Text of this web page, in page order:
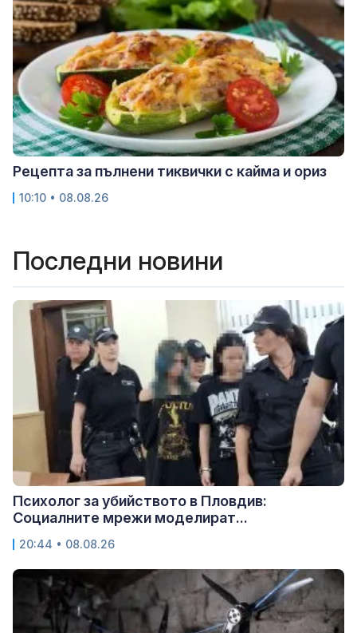
Рецепта за пълнени тиквички с кайма и ориз
10:10 • 08.08.26
Последни новини
Психолог за убийството в Пловдив:
Социалните мрежи моделират...
20:44 • 08.08.26